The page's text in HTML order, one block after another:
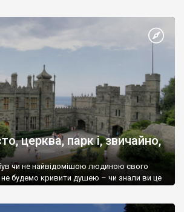
церква, парк і, звичайно,
чи не найвідомішою людиною свого
не будемо кривити душею – чи знали ви це